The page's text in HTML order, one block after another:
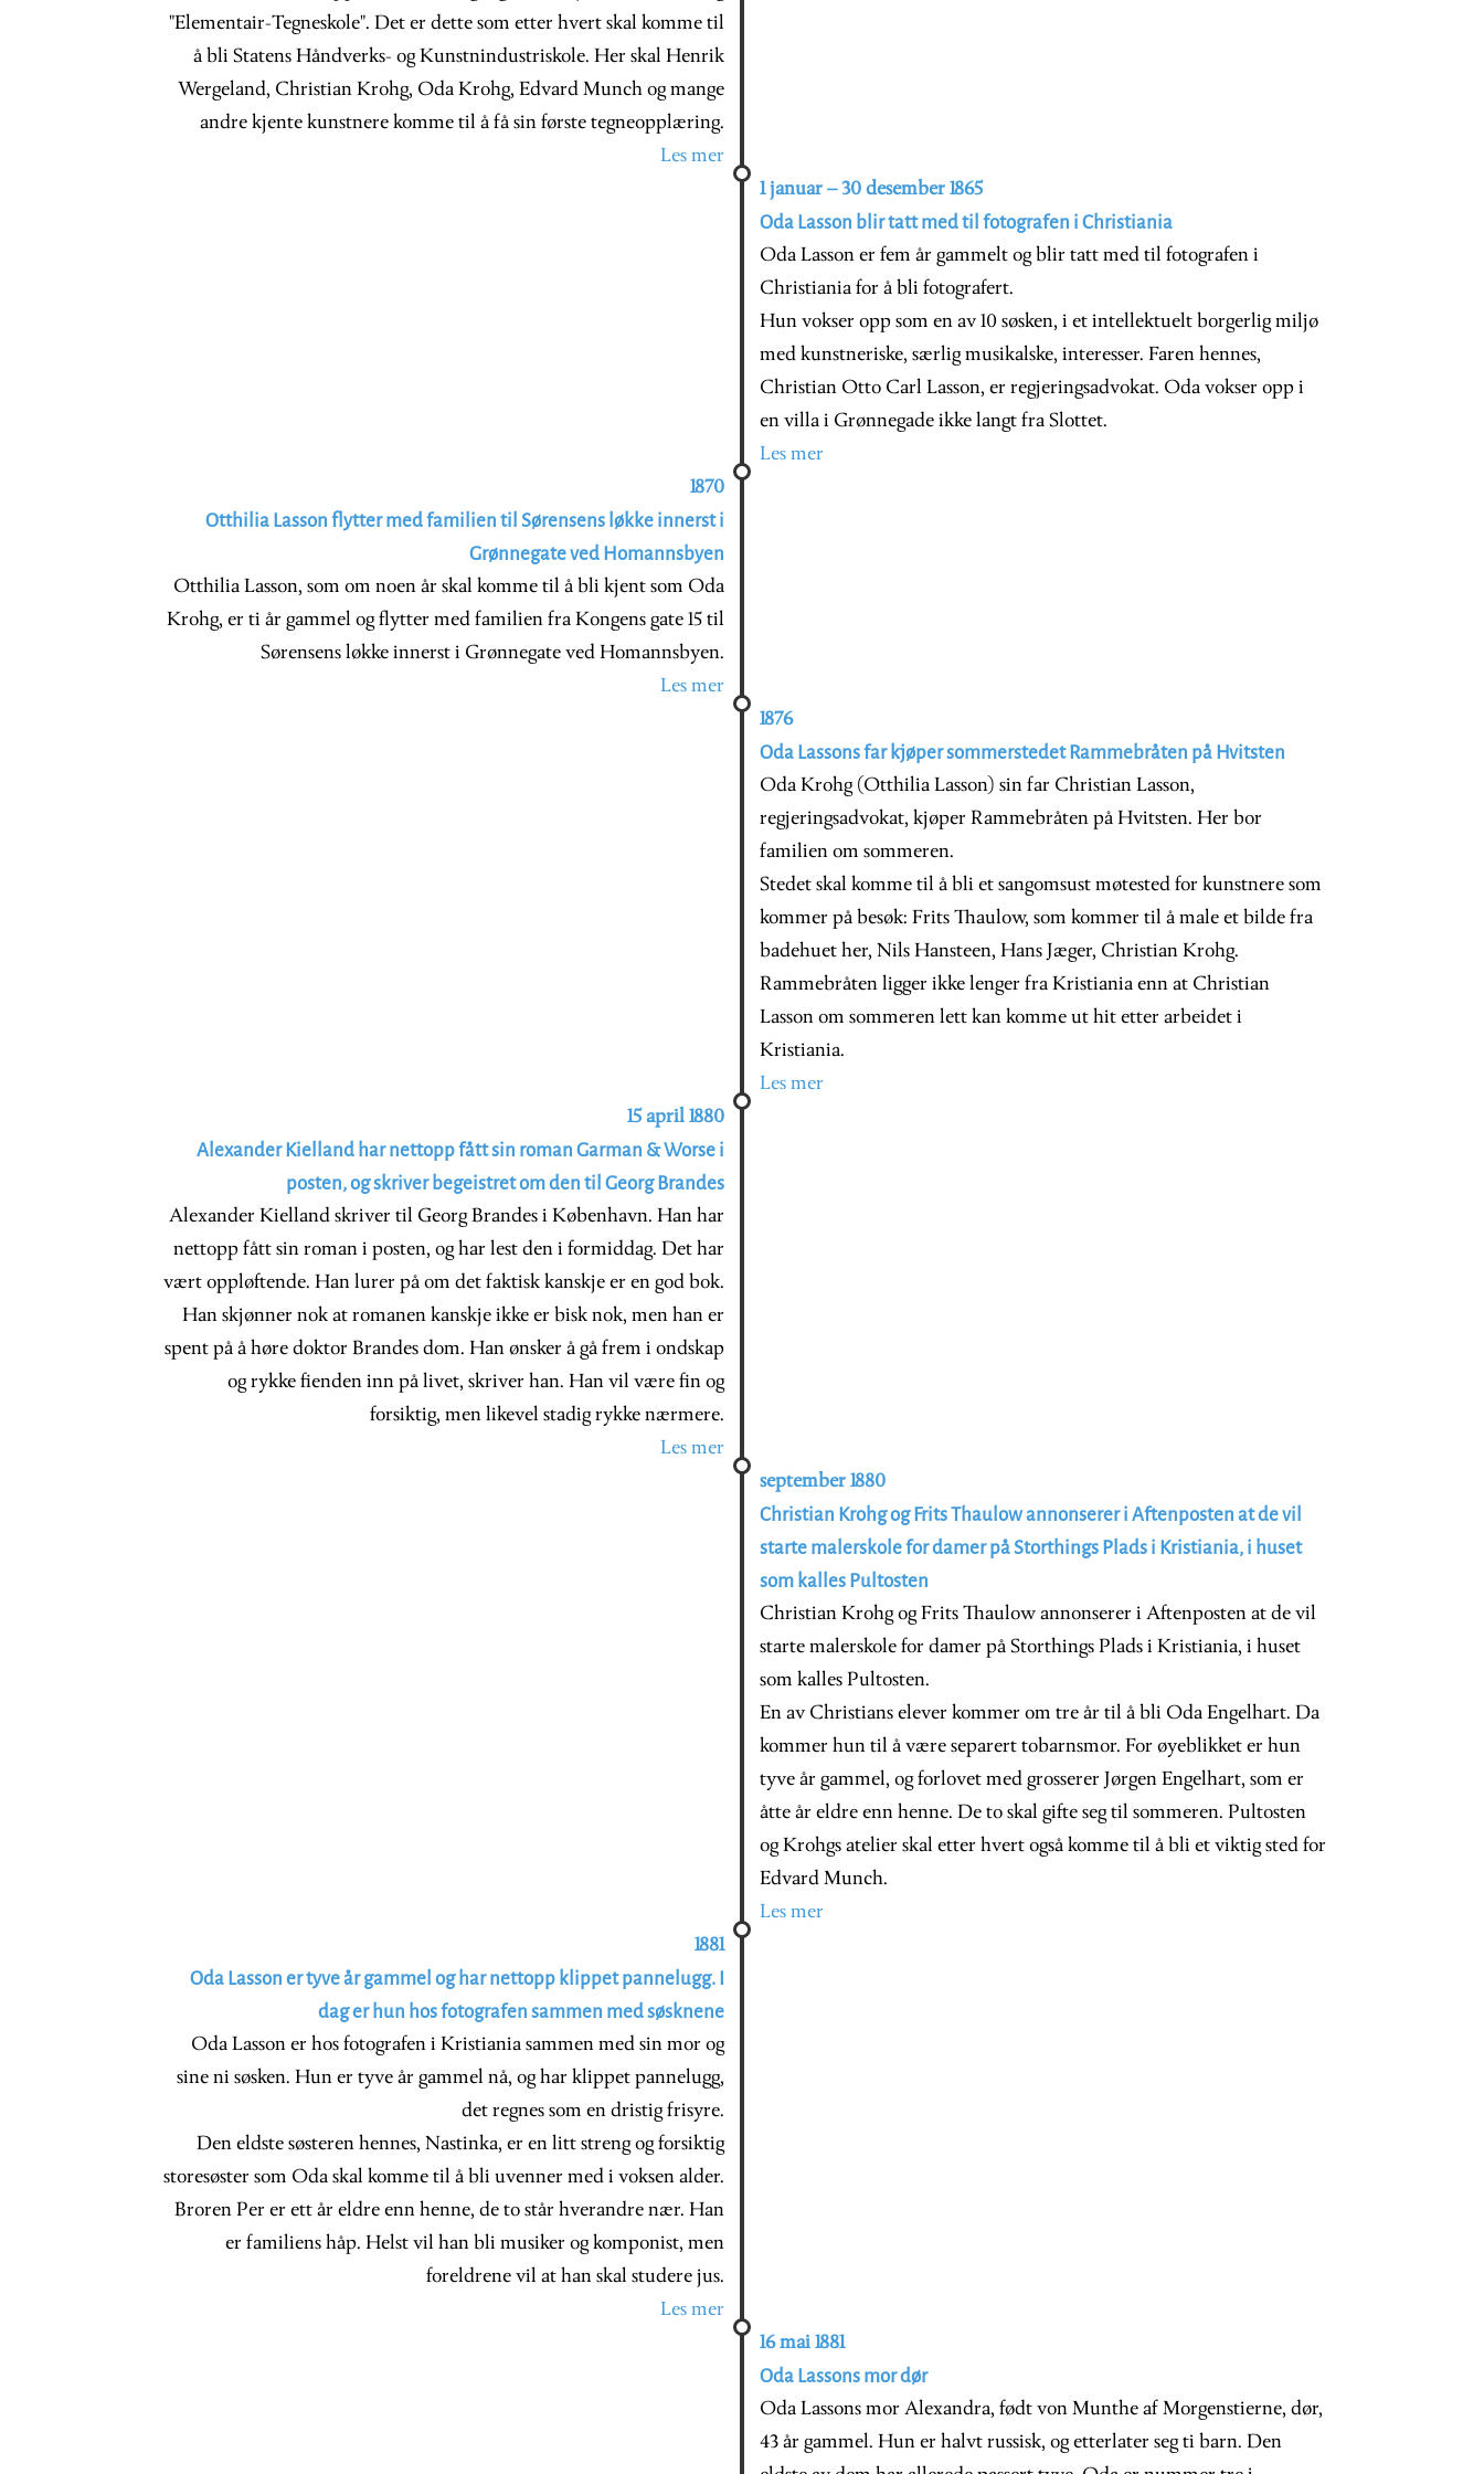
"Elementair-Tegneskole". Det er dette som etter hvert skal komme til
å bli Statens Håndverks- og Kunstnindustriskole. Her skal Henrik
Wergeland, Christian Krohg, Oda Krohg, Edvard Munch og mange
andre kjente kunstnere komme til å få sin første tegneopplæring.
Les mer
1 januar – 30 desember 1865
Oda Lasson blir tatt med til fotografen i Christiania
Oda Lasson er fem år gammelt og blir tatt med til fotografen i
Christiania for å bli fotografert.
Hun vokser opp som en av 10 søsken, i et intellektuelt borgerlig miljø
med kunstneriske, særlig musikalske, interesser. Faren hennes,
Christian Otto Carl Lasson, er regjeringsadvokat. Oda vokser opp i
en villa i Grønnegade ikke langt fra Slottet.
Les mer
1870
Otthilia Lasson flytter med familien til Sørensens løkke innerst i
Grønnegate ved Homannsbyen
Otthilia Lasson, som om noen år skal komme til å bli kjent som Oda
Krohg, er ti år gammel og flytter med familien fra Kongens gate 15 til
Sørensens løkke innerst i Grønnegate ved Homannsbyen.
Les mer
1876
Oda Lassons far kjøper sommerstedet Rammebråten på Hvitsten
Oda Krohg (Otthilia Lasson) sin far Christian Lasson,
regjeringsadvokat, kjøper Rammebråten på Hvitsten. Her bor
familien om sommeren.
Stedet skal komme til å bli et sangomsust møtested for kunstnere som
kommer på besøk: Frits Thaulow, som kommer til å male et bilde fra
badehuet her, Nils Hansteen, Hans Jæger, Christian Krohg.
Rammebråten ligger ikke lenger fra Kristiania enn at Christian
Lasson om sommeren lett kan komme ut hit etter arbeidet i
Kristiania.
Les mer
15 april 1880
Alexander Kielland har nettopp fått sin roman Garman & Worse i
posten, og skriver begeistret om den til Georg Brandes
Alexander Kielland skriver til Georg Brandes i København. Han har
nettopp fått sin roman i posten, og har lest den i formiddag. Det har
vært oppløftende. Han lurer på om det faktisk kanskje er en god bok.
Han skjønner nok at romanen kanskje ikke er bisk nok, men han er
spent på å høre doktor Brandes dom. Han ønsker å gå frem i ondskap
og rykke fienden inn på livet, skriver han. Han vil være fin og
forsiktig, men likevel stadig rykke nærmere.
Les mer
september 1880
Christian Krohg og Frits Thaulow annonserer i Aftenposten at de vil
starte malerskole for damer på Storthings Plads i Kristiania, i huset
som kalles Pultosten
Christian Krohg og Frits Thaulow annonserer i Aftenposten at de vil
starte malerskole for damer på Storthings Plads i Kristiania, i huset
som kalles Pultosten.
En av Christians elever kommer om tre år til å bli Oda Engelhart. Da
kommer hun til å være separert tobarnsmor. For øyeblikket er hun
tyve år gammel, og forlovet med grosserer Jørgen Engelhart, som er
åtte år eldre enn henne. De to skal gifte seg til sommeren. Pultosten
og Krohgs atelier skal etter hvert også komme til å bli et viktig sted for
Edvard Munch.
Les mer
1881
Oda Lasson er tyve år gammel og har nettopp klippet pannelugg. I
dag er hun hos fotografen sammen med søsknene
Oda Lasson er hos fotografen i Kristiania sammen med sin mor og
sine ni søsken. Hun er tyve år gammel nå, og har klippet pannelugg,
det regnes som en dristig frisyre.
Den eldste søsteren hennes, Nastinka, er en litt streng og forsiktig
storesøster som Oda skal komme til å bli uvenner med i voksen alder.
Broren Per er ett år eldre enn henne, de to står hverandre nær. Han
er familiens håp. Helst vil han bli musiker og komponist, men
foreldrene vil at han skal studere jus.
Les mer
16 mai 1881
Oda Lassons mor dør
Oda Lassons mor Alexandra, født von Munthe af Morgenstierne, dør,
43 år gammel. Hun er halvt russisk, og etterlater seg ti barn. Den